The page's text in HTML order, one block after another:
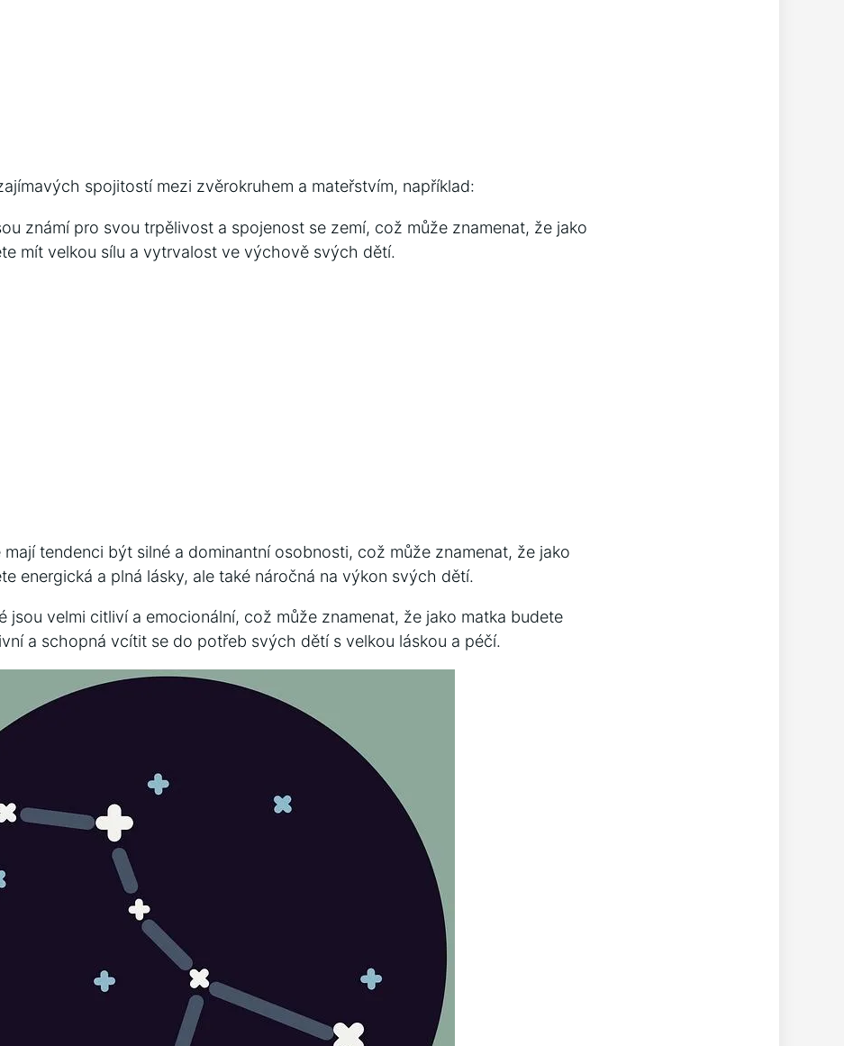
spojitostí mezi zvěrokruhem a mateřstvím, například:
známí pro svou trpělivost a spojenost se zemí, což může znamenat, že jako
mít velkou sílu a vytrvalost ve výchově svých dětí.
mají tendenci být silné a dominantní osobnosti, což může znamenat, že jako
energická a plná lásky, ale také náročná na výkon svých dětí.
jsou velmi citliví a emocionální, což může znamenat, že jako matka budete
a schopná vcítit se do potřeb svých dětí s velkou láskou a péčí.